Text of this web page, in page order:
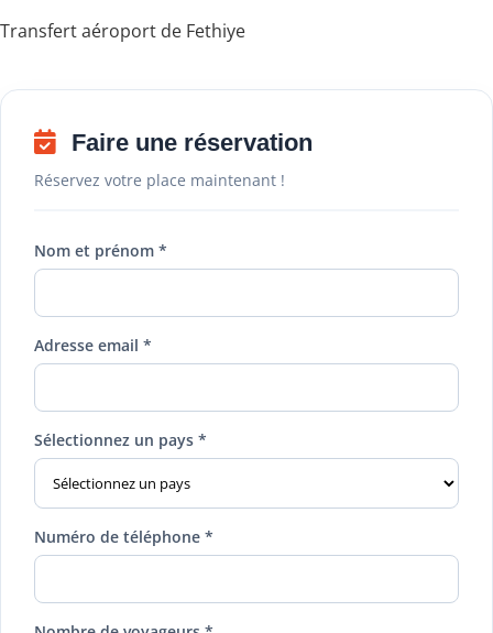
Transfert aéroport de Fethiye
Faire une réservation
Réservez votre place maintenant !
Nom et prénom *
Adresse email *
Sélectionnez un pays *
Numéro de téléphone *